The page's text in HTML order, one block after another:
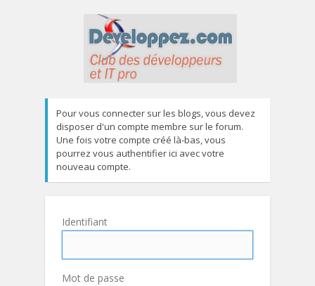
Pour vous connecter sur les blogs, vous devez
disposer d'un compte membre sur le forum.
Une fois votre compte créé là-bas, vous
pourrez vous authentifier ici avec votre
nouveau compte.
Identifiant
Mot de passe